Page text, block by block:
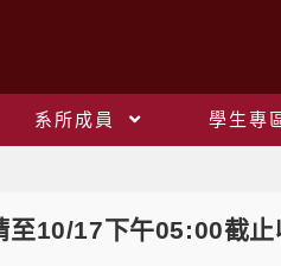
系所成員 學生專
至10/17下午05:00截止